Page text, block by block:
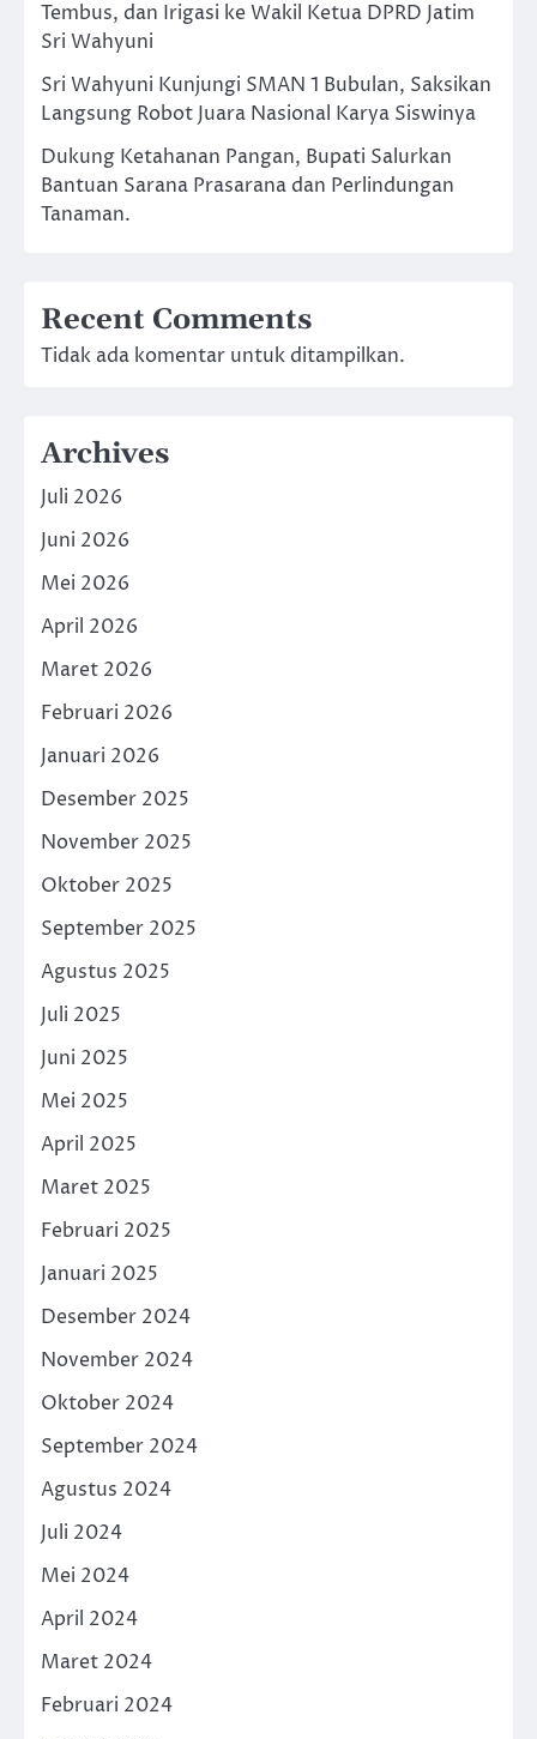
Tembus, dan Irigasi ke Wakil Ketua DPRD Jatim
Sri Wahyuni
Sri Wahyuni Kunjungi SMAN 1 Bubulan, Saksikan
Langsung Robot Juara Nasional Karya Siswinya
Dukung Ketahanan Pangan, Bupati Salurkan
Bantuan Sarana Prasarana dan Perlindungan
Tanaman.
Recent Comments
Tidak ada komentar untuk ditampilkan.
Archives
Juli 2026
Juni 2026
Mei 2026
April 2026
Maret 2026
Februari 2026
Januari 2026
Desember 2025
November 2025
Oktober 2025
September 2025
Agustus 2025
Juli 2025
Juni 2025
Mei 2025
April 2025
Maret 2025
Februari 2025
Januari 2025
Desember 2024
November 2024
Oktober 2024
September 2024
Agustus 2024
Juli 2024
Mei 2024
April 2024
Maret 2024
Februari 2024